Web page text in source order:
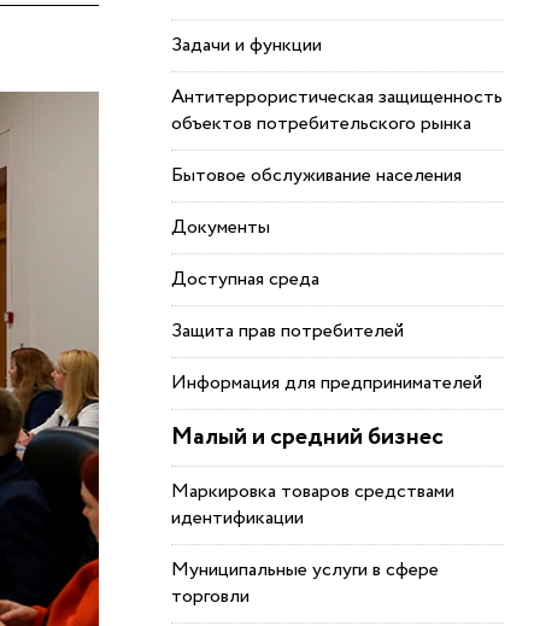
Задачи и функции
Антитеррористическая защищенность
объектов потребительского рынка
Бытовое обслуживание населения
Документы
Доступная среда
Защита прав потребителей
Информация для предпринимателей
Малый и средний бизнес
Маркировка товаров средствами
идентификации
Муниципальные услуги в сфере
торговли